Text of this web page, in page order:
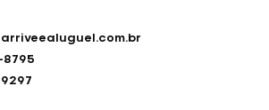
8795
9297